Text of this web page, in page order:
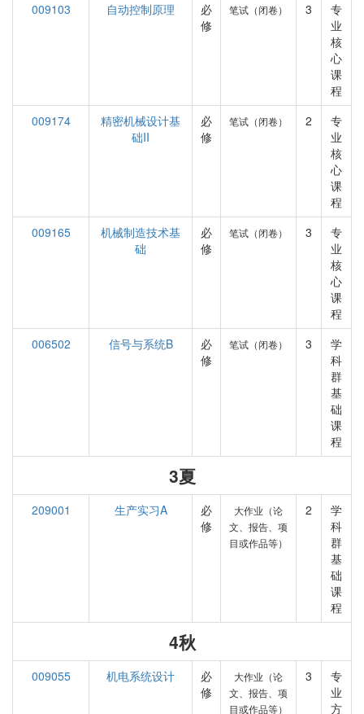
009103
自动控制原理
必
修
笔试（闭卷） 3
专
业
核
心
课
程
009174
精密机械设计基
础II
必
修
笔试（闭卷） 2
专
业
核
心
课
程
009165
机械制造技术基
础
必
修
笔试（闭卷） 3
专
业
核
心
课
程
006502
信号与系统B
必
修
笔试（闭卷） 3
学
科
群
基
础
课
程
3夏
209001 生产实习A
必
修
大作业（论
文、报告、项
目或作品等）
2
学
科
群
基
础
课
程
4秋
009055 机电系统设计
必
修
大作业（论
文、报告、项
目或作品等）
3
专
业
方